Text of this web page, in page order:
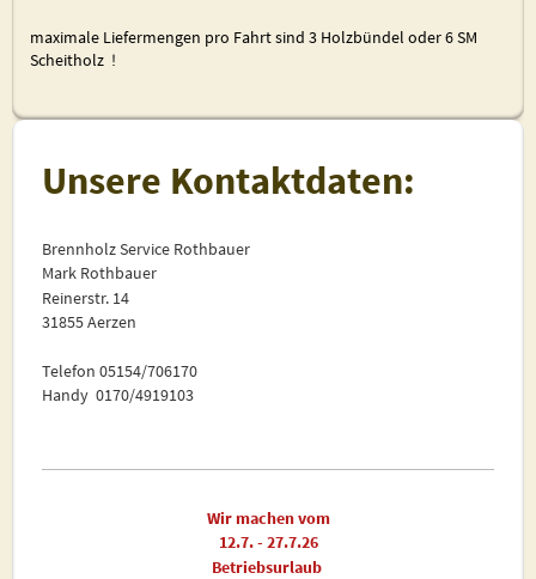
maximale Liefermengen pro Fahrt sind 3 Holzbündel oder 6 SM
Scheitholz !
Unsere Kontaktdaten:
Brennholz Service Rothbauer
Mark Rothbauer
Reinerstr. 14
31855 Aerzen
Telefon 05154/706170
Handy 0170/4919103
Wir machen vom
12.7. - 27.7.26
Betriebsurlaub